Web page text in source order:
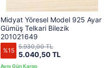
Midyat Yöresel Model 925 Ayar
Gümüş Telkari Bilezik
201021649
%15 5.040,50 TL
5.930,00 TL